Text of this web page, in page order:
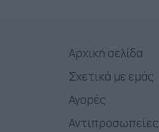
Αρχική σελίδα
Σχετικά με εμάς
Αγορές
Αντιπροσωπείες